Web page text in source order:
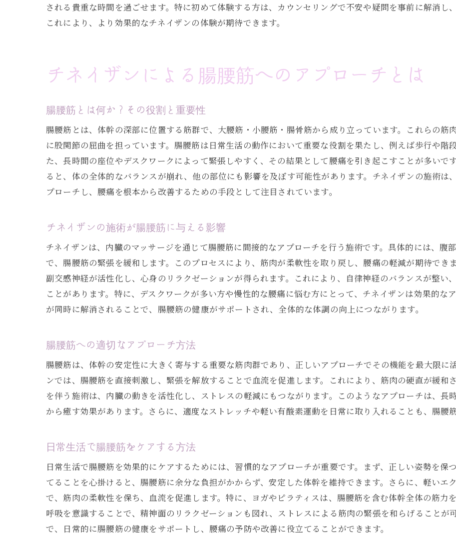
定期的な施術がもたらす長期的な効果
チネイザンで実現する心身のリラクゼーション
心身のバランスを整える施術内容
ストレス解消と健康維持のためのアプローチ
心身の健康を保つための継続的なケア
される貴重な時間を過ごせます。特に初めて体験する方は、カウンセリングで不安や疑問を事前に解消し
これにより、より効果的なチネイザンの体験が期待できます。
チネイザンによる腸腰筋へのアプローチとは
腸腰筋とは何か？その役割と重要性
腸腰筋とは、体幹の深部に位置する筋群で、大腰筋・小腰筋・腸骨筋から成り立っています。これらの筋
に股関節の屈曲を担っています。腸腰筋は日常生活の動作において重要な役割を果たし、例えば歩行や階
た、長時間の座位やデスクワークによって緊張しやすく、その結果として腰痛を引き起こすことが多いで
ると、体の全体的なバランスが崩れ、他の部位にも影響を及ぼす可能性があります。チネイザンの施術は
プローチし、腰痛を根本から改善するための手段として注目されています。
チネイザンの施術が腸腰筋に与える影響
チネイザンは、内臓のマッサージを通じて腸腰筋に間接的なアプローチを行う施術です。具体的には、腹
で、腸腰筋の緊張を緩和します。このプロセスにより、筋肉が柔軟性を取り戻し、腰痛の軽減が期待でき
副交感神経が活性化し、心身のリラクゼーションが得られます。これにより、自律神経のバランスが整い
ことがあります。特に、デスクワークが多い方や慢性的な腰痛に悩む方にとって、チネイザンは効果的な
が同時に解消されることで、腸腰筋の健康がサポートされ、全体的な体調の向上につながります。
腸腰筋への適切なアプローチ方法
腸腰筋は、体幹の安定性に大きく寄与する重要な筋肉群であり、正しいアプローチでその機能を最大限に
ンでは、腸腰筋を直接刺激し、緊張を解放することで血流を促進します。これにより、筋肉の硬直が緩和
を伴う施術は、内臓の動きを活性化し、ストレスの軽減にもつながります。このようなアプローチは、長
から癒す効果があります。さらに、適度なストレッチや軽い有酸素運動を日常に取り入れることも、腸腰
日常生活で腸腰筋をケアする方法
日常生活で腸腰筋を効果的にケアするためには、習慣的なアプローチが重要です。まず、正しい姿勢を保
てることを心掛けると、腸腰筋に余分な負担がかからず、安定した体幹を維持できます。さらに、軽いエ
で、筋肉の柔軟性を保ち、血流を促進します。特に、ヨガやピラティスは、腸腰筋を含む体幹全体の筋力
呼吸を意識することで、精神面のリラクゼーションも図れ、ストレスによる筋肉の緊張を和らげることが
で、日常的に腸腰筋の健康をサポートし、腰痛の予防や改善に役立てることができます。